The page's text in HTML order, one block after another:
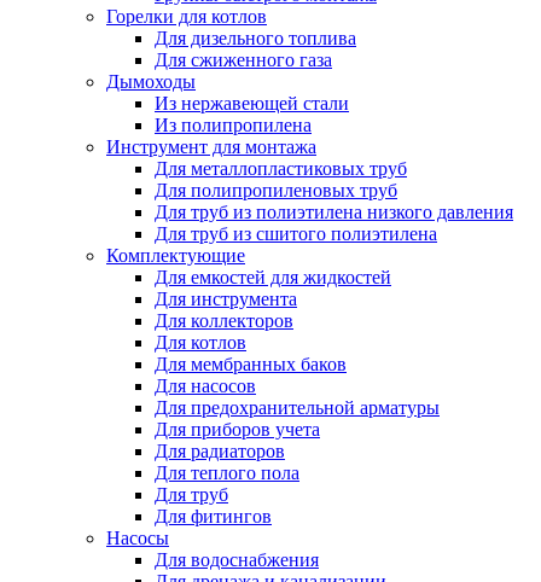
Горелки для котлов
Для дизельного топлива
Для сжиженного газа
Дымоходы
Из нержавеющей стали
Из полипропилена
Инструмент для монтажа
Для металлопластиковых труб
Для полипропиленовых труб
Для труб из полиэтилена низкого давления
Для труб из сшитого полиэтилена
Комплектующие
Для емкостей для жидкостей
Для инструмента
Для коллекторов
Для котлов
Для мембранных баков
Для насосов
Для предохранительной арматуры
Для приборов учета
Для радиаторов
Для теплого пола
Для труб
Для фитингов
Насосы
Для водоснабжения